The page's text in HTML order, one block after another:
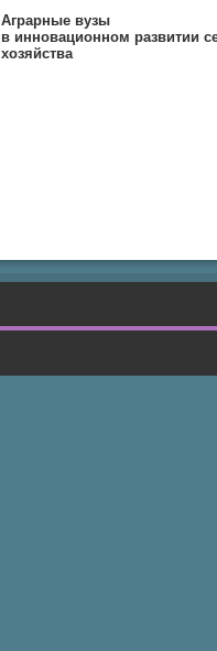
Аграрные вузы
в инновационном развитии
хозяйства